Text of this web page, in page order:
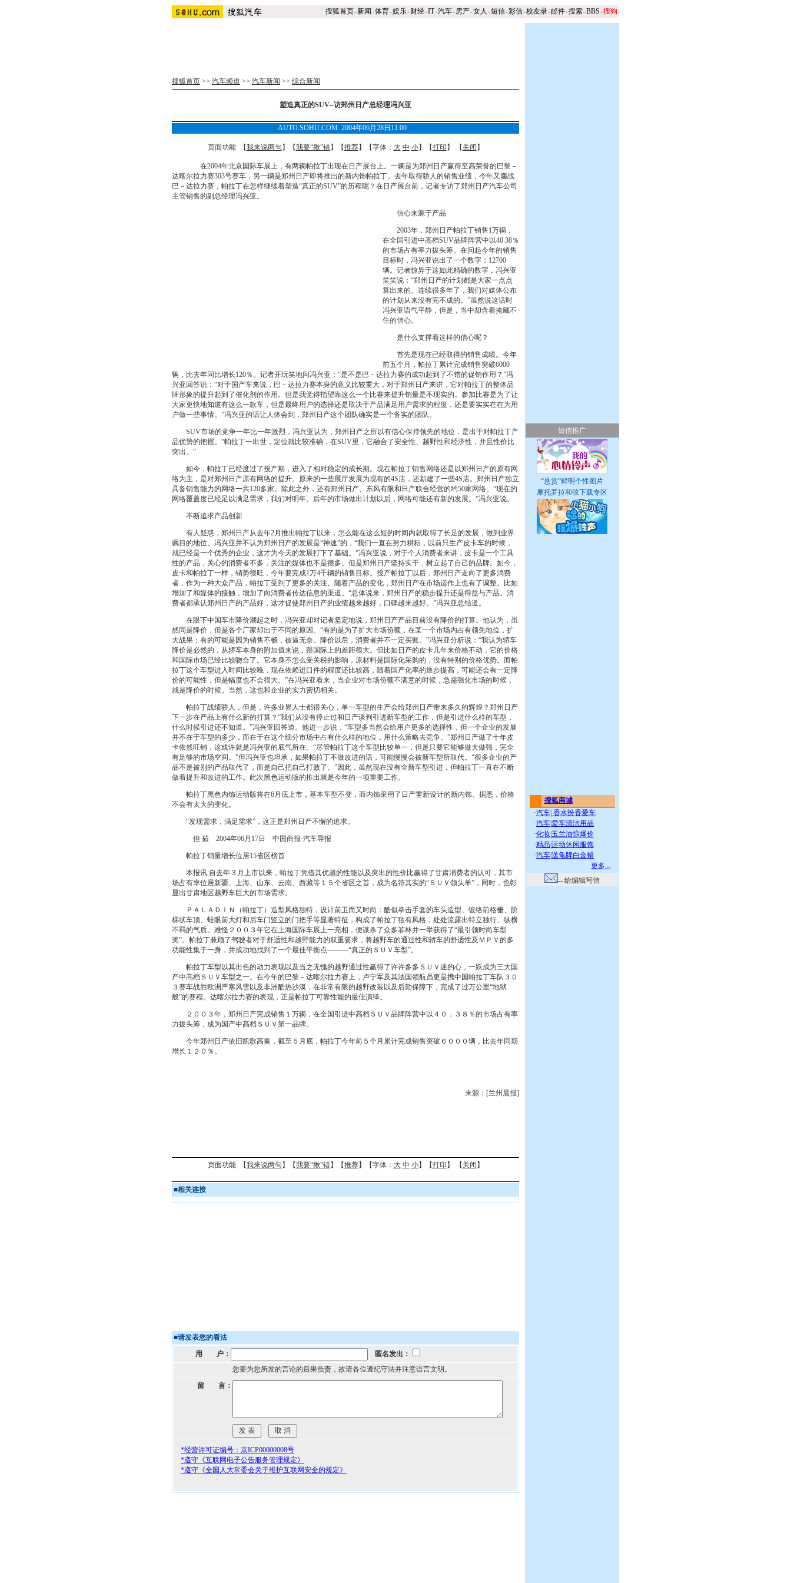
搜狐首页-新闻-体育-娱乐-财经-IT-汽车-房产-女人 -短信-彩信-校友录-邮件-搜索-BBS-搜狗
搜狐首页 >> 汽车频道 >> 汽车新闻 >> 综合新闻
塑造真正的SUV--访郑州日产总经理冯兴亚
AUTO.SOHU.COM 2004年06月28日11:00
页面功能 【我来说两句 】【我要“揪”错】【推荐】【字体： 大 中 小】【打印 】 【 关闭 】
在2004年北京国际车展上，有两辆帕拉丁出现在日产展台上。一辆是为郑州日产赢得至高荣誉的巴黎－
达喀尔拉力赛303号赛车，另一辆是郑州日产即将推出的新内饰帕拉丁。去年取得骄人的销售业绩，今年又鏖战
巴－达拉力赛，帕拉丁在怎样继续着塑造“真正的SUV”的历程呢？在日产展台前，记者专访了郑州日产汽车公司
主管销售的副总经理冯兴亚。
信心来源于产品
2003年，郑州日产帕拉丁销售1万辆，
在全国引进中高档SUV品牌阵营中以40.38％
的市场占有率力拔头筹。在问起今年的销售
目标时，冯兴亚说出了一个数字：12700
辆。记者惊异于这如此精确的数字，冯兴亚
笑笑说：“郑州日产的计划都是大家一点点
算出来的。连续很多年了，我们对媒体公布
的计划从来没有完不成的。”虽然说这话时
冯兴亚语气平静，但是，当中却含着掩藏不
住的信心。
是什么支撑着这样的信心呢？
首先是现在已经取得的销售成绩。今年
前五个月，帕拉丁累计完成销售突破6000
辆，比去年同比增长120％。记者开玩笑地问冯兴亚：“是不是巴－达拉力赛的成功起到了不错的促销作用？”冯
兴亚回答说：“对于国产车来说，巴－达拉力赛本身的意义比较重大，对于郑州日产来讲，它对帕拉丁的整体品
牌形象的提升起到了催化剂的作用。但是我觉得指望靠这么一个比赛来提升销量是不现实的。参加比赛是为了让
大家更快地知道有这么一款车，但是最终用户的选择还是取决于产品满足用户需求的程度，还是要实实在在为用
户做一些事情。”冯兴亚的话让人体会到，郑州日产这个团队确实是一个务实的团队。
SUV市场的竞争一年比一年激烈，冯兴亚认为，郑州日产之所以有信心保持领先的地位，是出于对帕拉丁产
品优势的把握。“帕拉丁一出世，定位就比较准确，在SUV里，它融合了安全性、越野性和经济性，并且性价比
突出。”
如今，帕拉丁已经度过了投产期，进入了相对稳定的成长期。现在帕拉丁销售网络还是以郑州日产的原有网
络为主，是对郑州日产原有网络的提升。原来的一些展厅发展为现有的4S店，还新建了一些4S店。郑州日产独立
具备销售能力的网络一共120多家。除此之外，还有郑州日产、东风有限和日产联合经营的约50家网络。“现在的
网络覆盖度已经足以满足需求，我们对明年、后年的市场做出计划以后，网络可能还有新的发展。”冯兴亚说。
不断追求产品创新
有人疑惑，郑州日产从去年2月推出帕拉丁以来，怎么能在这么短的时间内就取得了长足的发展，做到业界
瞩目的地位。冯兴亚并不认为郑州日产的发展是“神速”的，“我们一直在努力耕耘，以前只生产皮卡车的时候，
就已经是一个优秀的企业，这才为今天的发展打下了基础。”冯兴亚说，对于个人消费者来讲，皮卡是一个工具
性的产品，关心的消费者不多，关注的媒体也不是很多。但是郑州日产坚持实干，树立起了自己的品牌。如今，
皮卡和帕拉丁一样，销势很旺，今年要完成1万4千辆的销售目标。投产帕拉丁以后，郑州日产走向了更多消费
者，作为一种大众产品，帕拉丁受到了更多的关注。随着产品的变化，郑州日产在市场运作上也有了调整。比如
增加了和媒体的接触，增加了向消费者传达信息的渠道。“总体说来，郑州日产的稳步提升还是得益与产品。消
费者都承认郑州日产的产品好，这才促使郑州日产的业绩越来越好，口碑越来越好。”冯兴亚总结道。
在眼下中国车市降价潮起之时，冯兴亚却对记者坚定地说，郑州日产产品目前没有降价的打算。他认为，虽
然同是降价，但是各个厂家却出于不同的原因。“有的是为了扩大市场份额，在某一个市场内占有领先地位，扩
大战果；有的可能是因为销售不畅，被逼无奈。降价以后，消费者并不一定买账。”冯兴亚分析说：“我认为轿车
降价是必然的，从轿车本身的附加值来说，跟国际上的差距很大。但比如日产的皮卡几年来价格不动，它的价格
和国际市场已经比较吻合了。它本身不怎么受关税的影响，原材料是国际化采购的，没有特别的价格优势。而帕
拉丁这个车型进入时间比较晚，现在依赖进口件的程度还比较高，随着国产化率的逐步提高，可能还会有一定降
价的可能性，但是幅度也不会很大。”在冯兴亚看来，当企业对市场份额不满意的时候，急需强化市场的时候，
就是降价的时候。当然，这也和企业的实力密切相关。
帕拉丁战绩骄人，但是，许多业界人士都很关心，单一车型的生产会给郑州日产带来多久的辉煌？郑州日产
下一步在产品上有什么新的打算？“我们从没有停止过和日产谈判引进新车型的工作，但是引进什么样的车型，
什么时候引进还不知道。”冯兴亚回答道。他进一步说，“车型多当然会给用户更多的选择性，但一个企业的发展
并不在于车型的多少，而在于在这个细分市场中占有什么样的地位，用什么策略去竞争。”郑州日产做了十年皮
卡依然旺销，这或许就是冯兴亚的底气所在。“尽管帕拉丁这个车型比较单一，但是只要它能够做大做强，完全
有足够的市场空间。”但冯兴亚也坦承，如果帕拉丁不做改进的话，可能慢慢会被新车型所取代。“很多企业的产
品不是被别的产品取代了，而是自己把自己打败了。”因此，虽然现在没有全新车型引进，但帕拉丁一直在不断
做着提升和改进的工作。此次黑色运动版的推出就是今年的一项重要工作。
帕拉丁黑色内饰运动版将在6月底上市，基本车型不变，而内饰采用了日产重新设计的新内饰。据悉，价格
不会有太大的变化。
“发现需求，满足需求”，这正是郑州日产不懈的追求。
但 茹 2004年06月17日 中国商报·汽车导报
帕拉丁销量增长位居15省区榜首
本报讯:自去年３月上市以来，帕拉丁凭借其优越的性能以及突出的性价比赢得了甘肃消费者的认可，其市
场占有率位居新疆、上海、山东、云南、西藏等１５个省区之首，成为名符其实的“ＳＵＶ领头羊”，同时，也彰
显出甘肃地区越野车巨大的市场需求。
ＰＡＬＡＤＩＮ（帕拉丁）造型风格独特，设计前卫而又时尚：酷似拳击手套的车头造型、镀络前格栅、阶
梯状车顶、蛙眼前大灯和后车门竖立的门把手等显著特征，构成了帕拉丁独有风格，处处流露出特立独行、纵横
不羁的气质。难怪２００３年它在上海国际车展上一亮相，便谋杀了众多菲林并一举获得了“最引领时尚车型
奖”。帕拉丁兼顾了驾驶者对于舒适性和越野能力的双重要求，将越野车的通过性和轿车的舒适性及ＭＰＶ的多
功能性集于一身，并成功地找到了一个最佳平衡点———“真正的ＳＵＶ车型”。
帕拉丁车型以其出色的动力表现以及当之无愧的越野通过性赢得了许许多多ＳＵＶ迷的心，一跃成为三大国
产中高档ＳＵＶ车型之一。在今年的巴黎－达喀尔拉力赛上，卢宁军及其法国领航员更是携中国帕拉丁车队３０
３赛车战胜欧洲严寒风雪以及非洲酷热沙漠，在非常有限的越野改装以及后勤保障下，完成了过万公里“地狱
般”的赛程。达喀尔拉力赛的表现，正是帕拉丁可靠性能的最佳演绎。
２００３年，郑州日产完成销售１万辆，在全国引进中高档ＳＵＶ品牌阵营中以４０．３８％的市场占有率
力拔头筹，成为国产中高档ＳＵＶ第一品牌。
今年郑州日产依旧凯歌高奏，截至５月底，帕拉丁今年前５个月累计完成销售突破６０００辆，比去年同期
增长１２０％。
来源：[兰州晨报]
页面功能 【我来说两句 】【我要“揪”错】【推荐】【字体： 大 中 小】【打印 】 【 关闭 】
■相关连接
■请发表您的看法
用 户：
匿名发出：
您要为您所发的言论的后果负责，故请各位遵纪守法并注意语言文明。
留 言：
*经营许可证编号：京ICP00000008号
*遵守《互联网电子公告服务管理规定》
*遵守《全国人大常委会关于维护互联网安全的规定》
短信推广
“悬赏”鲜明个性图片
摩托罗拉和弦下载专区
搜狐商城
·汽车 香水扮香爱车
·汽车爱车清洁用品
·化妆 玉兰油惊爆价
·精品运动休闲服饰
·汽车送龟牌白金蜡
更多...
-- 给编辑写信